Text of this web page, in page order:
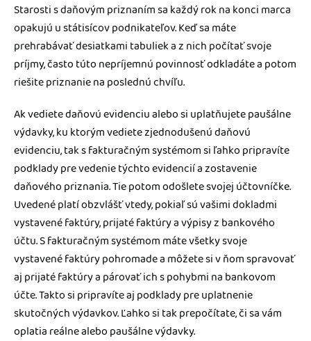
Starosti s daňovým priznaním sa každý rok na konci marca
opakujú u státisícov podnikateľov. Keď sa máte
prehrabávať desiatkami tabuliek a z nich počítať svoje
príjmy, často túto nepríjemnú povinnosť odkladáte a potom
riešite priznanie na poslednú chvíľu.
Ak vediete daňovú evidenciu alebo si uplatňujete paušálne
výdavky, ku ktorým vediete zjednodušenú daňovú
evidenciu, tak s fakturačným systémom si ľahko pripravíte
podklady pre vedenie týchto evidencií a zostavenie
daňového priznania. Tie potom odošlete svojej účtovníčke.
Uvedené platí obzvlášť vtedy, pokiaľ sú vašimi dokladmi
vystavené faktúry, prijaté faktúry a výpisy z bankového
účtu. S fakturačným systémom máte všetky svoje
vystavené faktúry pohromade a môžete si v ňom spravovať
aj prijaté faktúry a párovať ich s pohybmi na bankovom
účte. Takto si pripravíte aj podklady pre uplatnenie
skutočných výdavkov. Ľahko si tak prepočítate, či sa vám
oplatia reálne alebo paušálne výdavky.